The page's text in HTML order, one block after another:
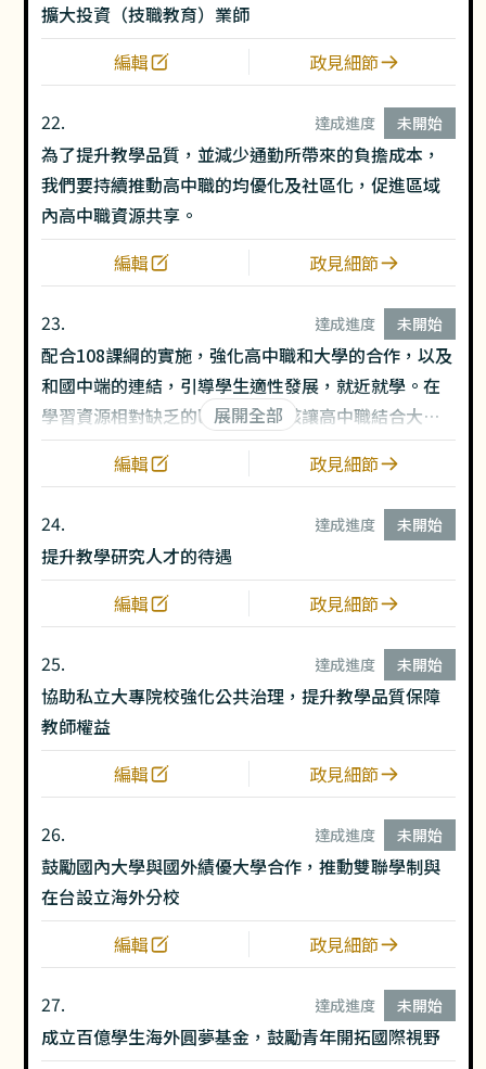
擴大投資（技職教育）業師
編輯
政見細節
22. 達成進度 未開始
為了提升教學品質，並減少通勤所帶來的負擔成本，
我們要持續推動高中職的均優化及社區化，促進區域
內高中職資源共享。
編輯
政見細節
23. 達成進度 未開始
配合108課綱的實施，強化高中職和大學的合作，以及
和國中端的連結，引導學生適性發展，就近就學。在
學習資源相對缺乏的區域，更應該讓高中職結合大專
校院的學術資源，讓孩子公平成長、多元發展。
展開全部
編輯
政見細節
24. 達成進度 未開始
提升教學研究人才的待遇
編輯
政見細節
25. 達成進度 未開始
協助私立大專院校強化公共治理，提升教學品質保障
教師權益
編輯
政見細節
26. 達成進度 未開始
鼓勵國內大學與國外績優大學合作，推動雙聯學制與
在台設立海外分校
編輯
政見細節
27. 達成進度 未開始
成立百億學生海外圓夢基金，鼓勵青年開拓國際視野